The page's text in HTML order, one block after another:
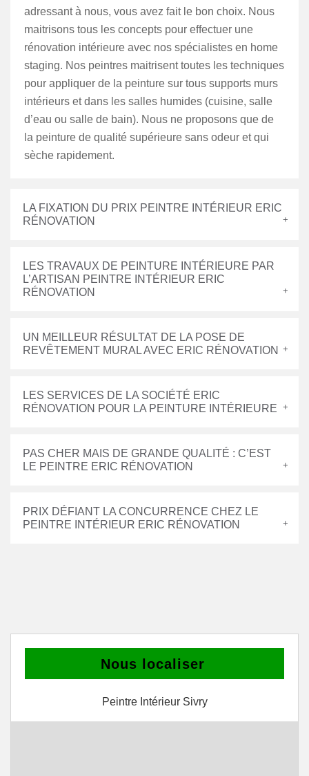
adressant à nous, vous avez fait le bon choix. Nous
maitrisons tous les concepts pour effectuer une
rénovation intérieure avec nos spécialistes en home
staging. Nos peintres maitrisent toutes les techniques
pour appliquer de la peinture sur tous supports murs
intérieurs et dans les salles humides (cuisine, salle
d’eau ou salle de bain). Nous ne proposons que de
la peinture de qualité supérieure sans odeur et qui
sèche rapidement.
LA FIXATION DU PRIX PEINTRE INTÉRIEUR ERIC
RÉNOVATION
LES TRAVAUX DE PEINTURE INTÉRIEURE PAR
L’ARTISAN PEINTRE INTÉRIEUR ERIC
RÉNOVATION
UN MEILLEUR RÉSULTAT DE LA POSE DE
REVÊTEMENT MURAL AVEC ERIC RÉNOVATION
LES SERVICES DE LA SOCIÉTÉ ERIC
RÉNOVATION POUR LA PEINTURE INTÉRIEURE
PAS CHER MAIS DE GRANDE QUALITÉ : C’EST
LE PEINTRE ERIC RÉNOVATION
PRIX DÉFIANT LA CONCURRENCE CHEZ LE
PEINTRE INTÉRIEUR ERIC RÉNOVATION
Nous localiser
Peintre Intérieur Sivry